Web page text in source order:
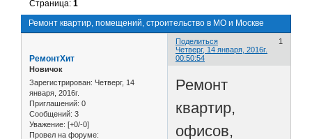
Ремонт квартир, помещений, строительство в МО и Москве
Страница:1
Поделиться
1
Четверг, 14 января, 2016г.
00:50:54
РемонтХит
Новичок
Зарегистрирован: Четверг, 14
января, 2016г.
Приглашений: 0
Сообщений: 3
Уважение: [+0/-0]
Провел на форуме:
Ремонт
квартир,
офисов,